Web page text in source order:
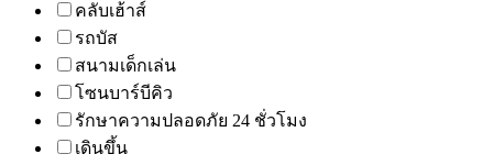
คลับเฮ้าส์
รถบัส
สนามเด็กเล่น
โซนบาร์บีคิว
รักษาความปลอดภัย 24 ชั่วโมง
เดินขึ้น